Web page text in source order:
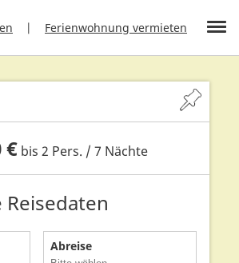
Ferienwohnung vermieten
€ bis 2 Pers. / 7 Nächte
Reisedaten
Abreise